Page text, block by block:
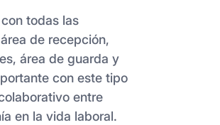
todas las
de recepción,
área de guarda y
con este tipo
entre
en la vida laboral.